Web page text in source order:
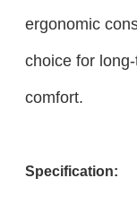
ergonomic
choice for
comfort.
Specification: